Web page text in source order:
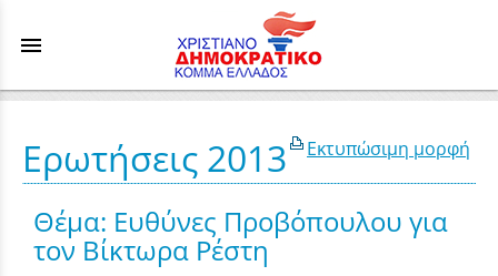
menu
Εκτυπώσιμη μορφή
Ερωτήσεις 2013
Θέμα: Ευθύνες Προβόπουλου για
τον Βίκτωρα Ρέστη